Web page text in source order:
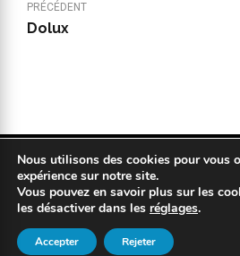
PRÉCÉDENT
Dolux
Copyright 2019 © COPYPLAN. Tous droits
|Politique de confidentialité
Nous utilisons des cookies pour vous
expérience sur notre site.
Vous pouvez en savoir plus sur les
les désactiver dans les réglages.
Accepter Rejeter